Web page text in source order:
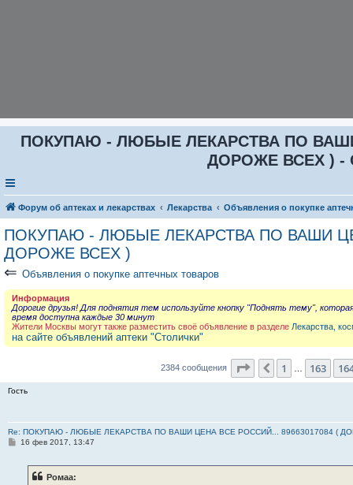
ПОКУПАЮ - ЛЮБЫЕ ЛЕКАРСТВА ПО ВАШИ
ДОРОЖЕ ВСЕХ ) -
Форум об аптеках и лекарствах Лекарства Объявления о покупке
ПОКУПАЮ - ЛЮБЫЕ ЛЕКАРСТВА ПО ВАШИ
ДОРОЖЕ ВСЕХ )
⇐ Объявления о покупке аптечных товаров
Информация
Дорогие друзья! Для поднятия тем используйте кнопку "Поднять тему",
время доступна каждые 30 минут
Жители Москвы могут также разместить своё объявление в разделе Лекарства,
на сайте объявлений аптеки "Столички"
2384 сообщения Страница 165из
Пред.
1 163
Гость
Re: ПОКУПАЮ - ЛЮБЫЕ ЛЕКАРСТВА ПО ВАШИ ЦЕНА ВСЕ РОССИЙ... 89663017084 (
С16 фев 2017, 13:47
Ромаа: